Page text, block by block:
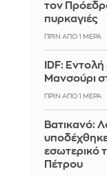
τον
πυρκαγιές
ΠΡΙΝ ΑΠΌ 1 ΜΈΡΑ
IDF:
Μανσούρι
ΠΡΙΝ ΑΠΌ 1 ΜΈΡΑ
Βατικανό:
εσωτερικό
Πέτρου